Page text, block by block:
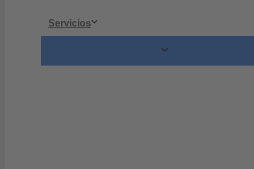
Servicios